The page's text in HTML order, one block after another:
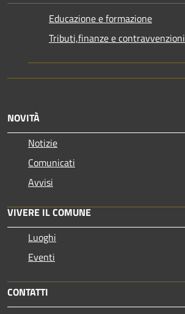
Educazione e formazione
Tributi,finanze e contravvenzioni
NOVITÀ
Notizie
Comunicati
Avvisi
VIVERE IL COMUNE
Luoghi
Eventi
CONTATTI